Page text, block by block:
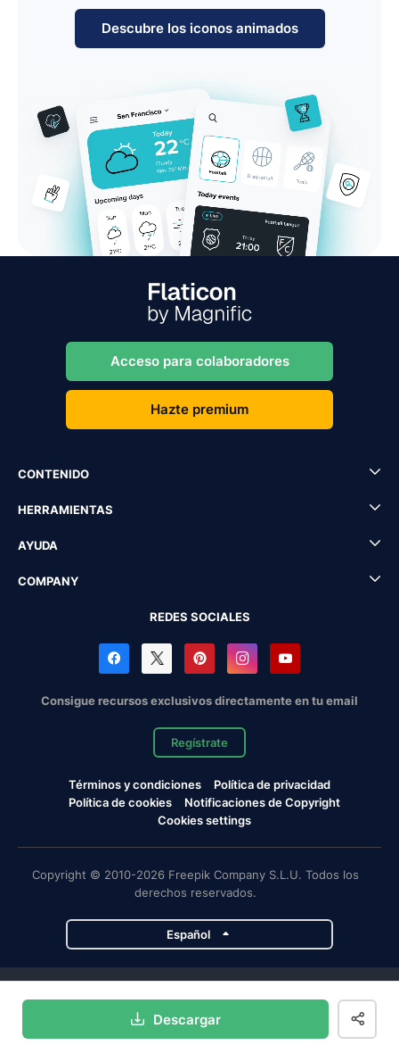
Descargar
Descubre los iconos animados
Acceso para colaboradores
Hazte premium
CONTENIDO
HERRAMIENTAS
AYUDA
COMPANY
REDES SOCIALES
Consigue recursos exclusivos directamente en tu email
Regístrate
Términos y condiciones
Política de privacidad
Política de cookies
Notificaciones de Copyright
Cookies settings
Copyright © 2010-2026 Freepik Company S.L.U. Todos los
derechos reservados.
Español
Magnific Flaticon